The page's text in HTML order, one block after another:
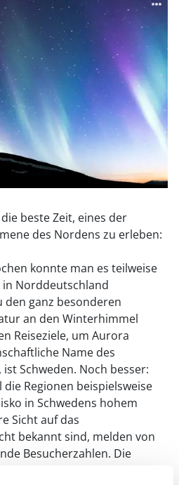
beste Zeit, eines der
des Nordens zu erleben:
konnte man es teilweise
Norddeutschland
den ganz besonderen
an den Winterhimmel
Reiseziele, um Aurora
Name des
Schweden. Noch besser:
die Regionen beispielsweise
in Schwedens hohem
Sicht auf das
bekannt sind, melden von
Besucherzahlen. Die